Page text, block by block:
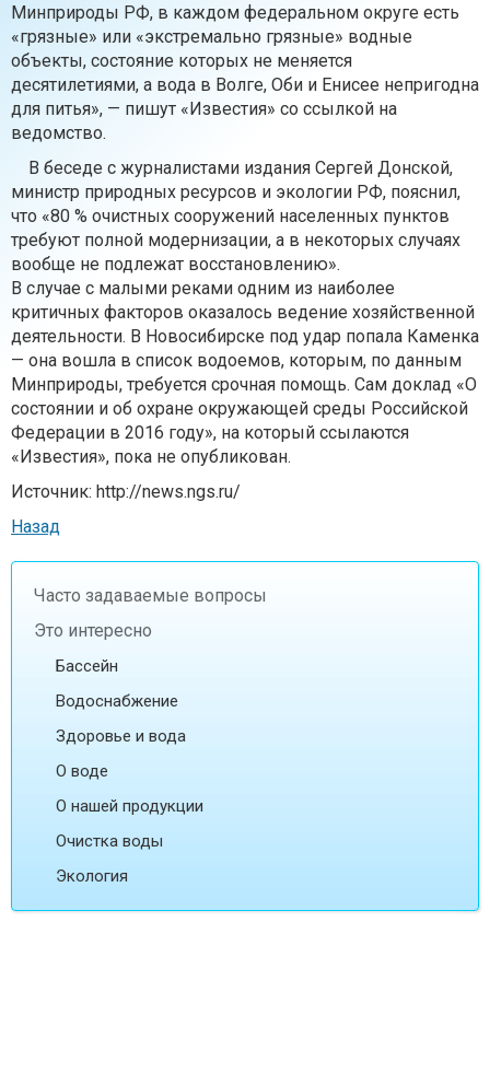
Минприроды РФ, в каждом федеральном округе есть
«грязные» или «экстремально грязные» водные
объекты, состояние которых не меняется
десятилетиями, а вода в Волге, Оби и Енисее непригодна
для питья», — пишут «Известия» со ссылкой на
ведомство.
В беседе с журналистами издания Сергей Донской,
министр природных ресурсов и экологии РФ, пояснил,
что «80 % очистных сооружений населенных пунктов
требуют полной модернизации, а в некоторых случаях
вообще не подлежат восстановлению».
В случае с малыми реками одним из наиболее
критичных факторов оказалось ведение хозяйственной
деятельности. В Новосибирске под удар попала Каменка
— она вошла в список водоемов, которым, по данным
Минприроды, требуется срочная помощь. Сам доклад «О
состоянии и об охране окружающей среды Российской
Федерации в 2016 году», на который ссылаются
«Известия», пока не опубликован.
Источник: http://news.ngs.ru/
Назад
Часто задаваемые вопросы
Это интересно
Бассейн
Водоснабжение
Здоровье и вода
О воде
О нашей продукции
Очистка воды
Экология